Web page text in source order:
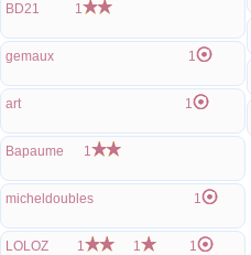
BD21 1
gemaux 1
art 1
Bapaume 1
micheldoubles 1
LOLOZ 1 1 1